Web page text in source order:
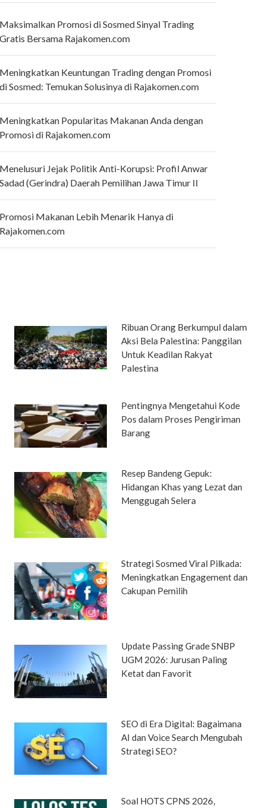
Promosi di Sosmed Sinyal Trading
Bersama Rajakomen.com
Keuntungan Trading dengan Promosi
Sosmed: Temukan Solusinya di Rajakomen.com
Popularitas Makanan Anda dengan
di Rajakomen.com
Jejak Politik Anti-Korupsi: Profil Anwar
(Gerindra) Daerah Pemilihan Jawa Timur II
Makanan Lebih Menarik Hanya di
Ribuan Orang Berkumpul dalam
Aksi Bela Palestina: Panggilan
Untuk Keadilan Rakyat
Palestina
Pentingnya Mengetahui Kode
Pos dalam Proses Pengiriman
Barang
Resep Bandeng Gepuk:
Hidangan Khas yang Lezat dan
Menggugah Selera
Strategi Sosmed Viral Pilkada:
Meningkatkan Engagement dan
Cakupan Pemilih
Update Passing Grade SNBP
UGM 2026: Jurusan Paling
Ketat dan Favorit
SEO di Era Digital: Bagaimana
AI dan Voice Search Mengubah
Strategi SEO?
Soal HOTS CPNS 2026,